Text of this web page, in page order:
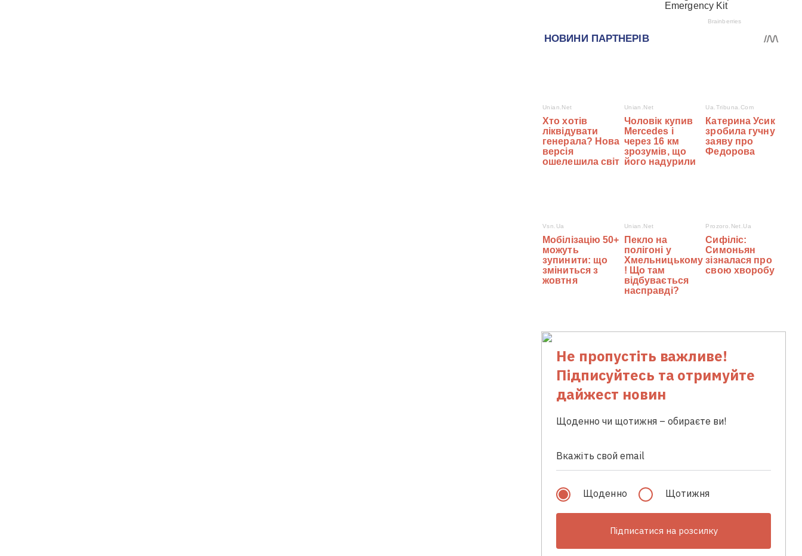
Не пропустіть важливе!
Підписуйтесь та отримуйте
дайжест новин
Щоденно чи щотижня – обираєте ви!
Щоденно Щотижня
Підписатися на розсилку